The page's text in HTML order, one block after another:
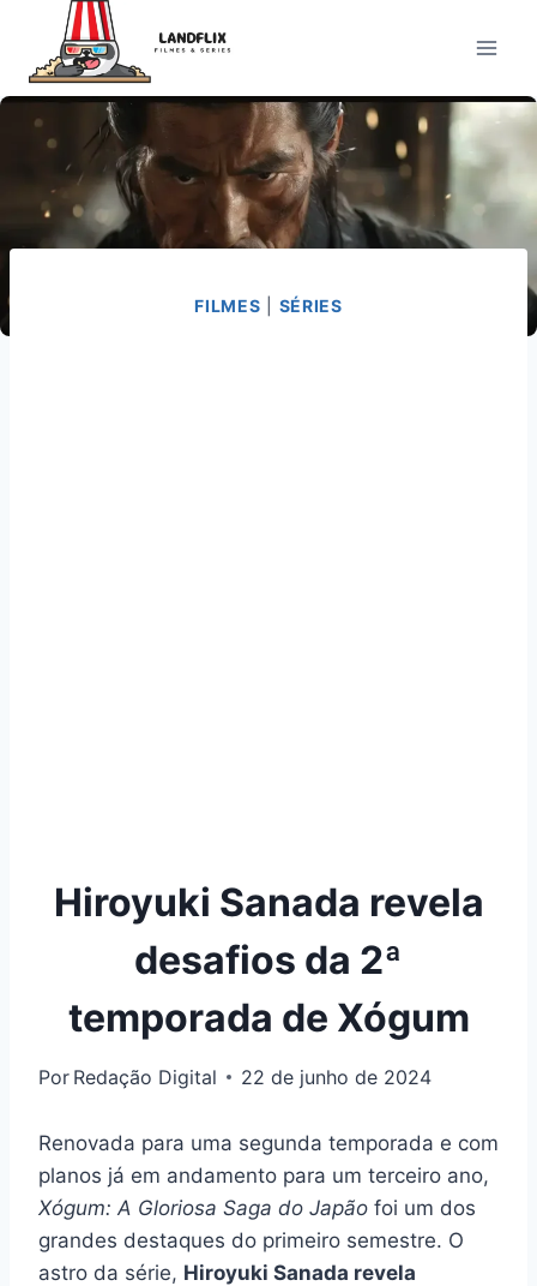
Conteúdo
FILMES SÉRIES
Hiroyuki Sanada revela
desafios da 2ª
temporada de Xógum
Por Redação Digital 22 de junho de 2024
Renovada para uma segunda temporada e com
planos já em andamento para um terceiro ano,
Xógum: A Gloriosa Saga do Japão foi um dos
grandes destaques do primeiro semestre. O
astro da série, Hiroyuki Sanada revela